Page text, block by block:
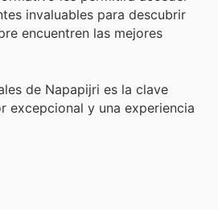
invaluables para descubrir
encuentren las mejores
de Napapijri es la clave
excepcional y una experiencia